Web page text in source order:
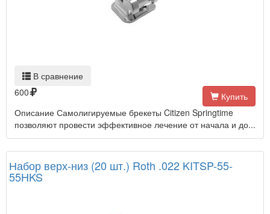
В сравнение
600
Купить
Описание Самолигируемые брекеты Citizen Springtime
позволяют провести эффективное лечение от начала и до...
Набор верх-низ (20 шт.) Roth .022 KITSP-55-
55HKS